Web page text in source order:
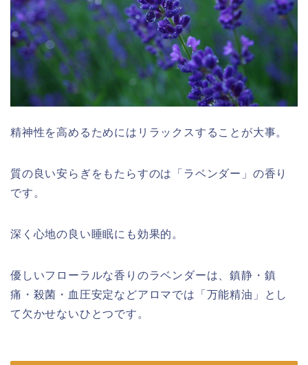
精神性を高めるためにはリラックスすることが大事。
質の良い安らぎをもたらすのは「ラベンダー」の香り
です。
深く心地の良い睡眠にも効果的。
優しいフローラルな香りのラベンダーは、鎮静・鎮
痛・殺菌・血圧安定などアロマでは「万能精油」とし
て欠かせないひとつです。